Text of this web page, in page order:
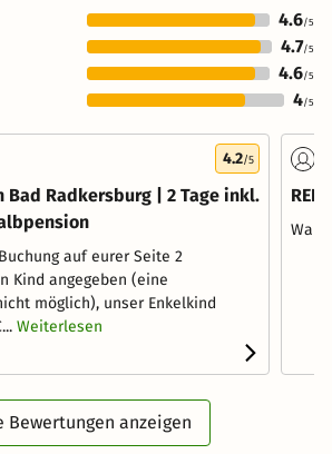
4.6/5
4.7/5
4.6/5
4/5
4.2/5
Bad Radkersburg | 2 Tage inkl.
auf eurer Seite 2
Kind angegeben (eine
möglich), unser Enkelkind
Weiterlesen
War
Bewertungen anzeigen